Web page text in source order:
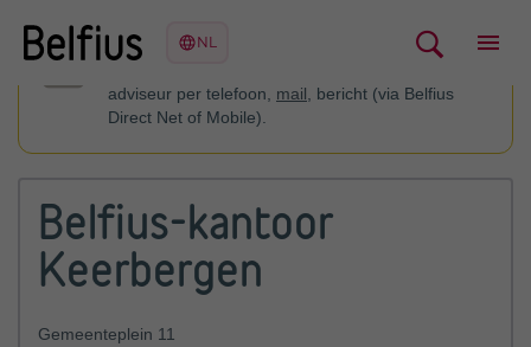
adviseur per telefoon, mail , bericht (via Belfius
Direct Net of Mobile).
Belfius-kantoor
Keerbergen
Gemeenteplein 11